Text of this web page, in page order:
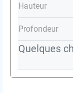
Quelques
Hauteur
Profondeur